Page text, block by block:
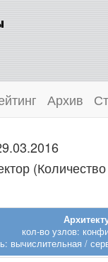
Архив
кол-во узлов:
вычислительная /